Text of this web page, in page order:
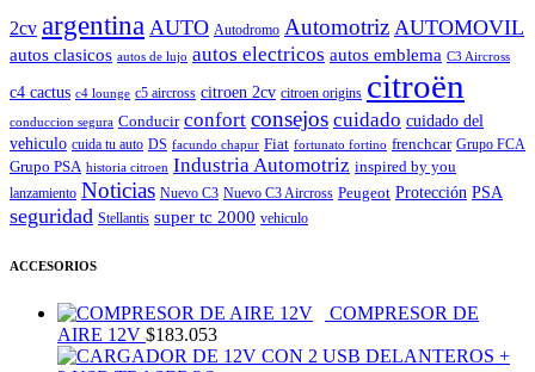
2cv argentina AUTO Autodromo Automotriz AUTOMOVIL
autos clasicos autos de lujo autos electricos autos emblema C3 Aircross
c4 cactus c4 lounge c5 aircross citroen 2cv citroen origins citroën
conduccion segura Conducir confort consejos cuidado cuidado del
vehiculo cuida tu auto DS facundo chapur Fiat fortunato fortino frenchcar Grupo FCA
Grupo PSA historia citroen Industria Automotriz inspired by you
lanzamiento Noticias Nuevo C3 Nuevo C3 Aircross Peugeot Protección PSA
seguridad Stellantis super tc 2000 vehiculo
ACCESORIOS
COMPRESOR DE
AIRE 12V $183.053